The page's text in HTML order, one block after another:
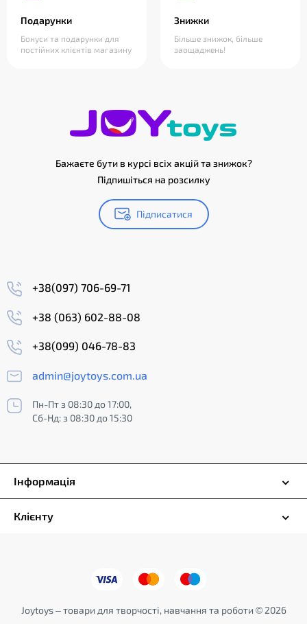
Подарунки
Бонуси та подарунки для
постійних клієнтів магазину
Знижки
Більше знижок, більше
заощаджень!
Бажаєте бути в курсі всіх акцій та знижок?
Підпишіться на розсилку
Підписатися
+38(097) 706-69-71
+38 (063) 602-88-08
+38(099) 046-78-83
admin@joytoys.com.ua
Пн-Пт з 08:30 до 17:00,
Сб-Нд: з 08:30 до 15:30
Інформація
Клієнту
Joytoys – товари для творчості, навчання та роботи © 2026